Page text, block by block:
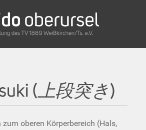
(上段突き)
oberen Körperbereich (Hals,